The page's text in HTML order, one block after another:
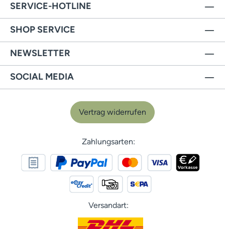
SERVICE-HOTLINE
SHOP SERVICE
NEWSLETTER
SOCIAL MEDIA
Vertrag widerrufen
Zahlungsarten:
Versandart: